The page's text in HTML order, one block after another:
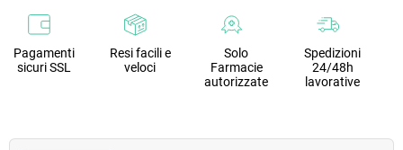
Pagamenti
sicuri SSL
Resi facili e
veloci
Solo
Farmacie
autorizzate
Spedizioni
24/48h
lavorative